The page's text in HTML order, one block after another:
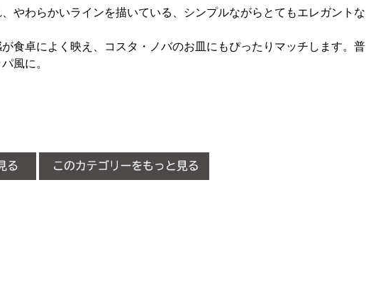
やわらかいラインを描いている、シンプルながらとてもエレガントな
食卓によく映え、コスタ・ノバのお皿にもぴったりマッチします。普
風に。